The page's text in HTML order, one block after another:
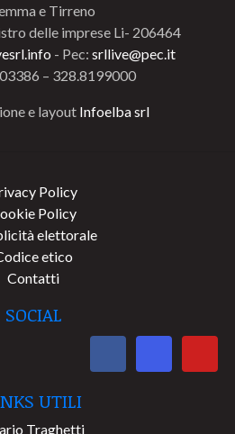
e Tirreno
delle imprese Li- 206464
- Pec: srllive@pec.it
– 328.8199000
e layout Infoelba srl
Policy
Policy
elettorale
etico
Contatti
SOCIAL
UTILI
Traghetti